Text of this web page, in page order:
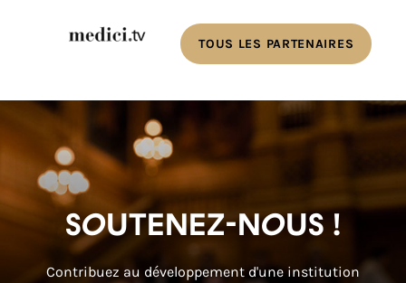
TOUS LES PARTENAIRES
Soutenez-nous !
Contribuez au développement d'une institution